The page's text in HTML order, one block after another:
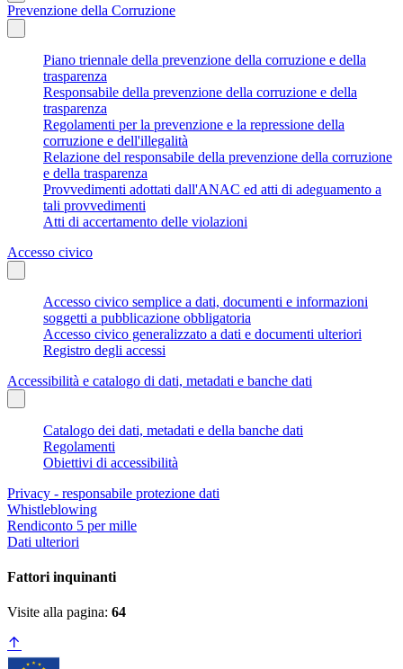
Prevenzione della Corruzione
Piano triennale della prevenzione della corruzione e della
trasparenza
Responsabile della prevenzione della corruzione e della
trasparenza
Regolamenti per la prevenzione e la repressione della
corruzione e dell'illegalità
Relazione del responsabile della prevenzione della corruzione
e della trasparenza
Provvedimenti adottati dall'ANAC ed atti di adeguamento a
tali provvedimenti
Atti di accertamento delle violazioni
Accesso civico
Accesso civico semplice a dati, documenti e informazioni
soggetti a pubblicazione obbligatoria
Accesso civico generalizzato a dati e documenti ulteriori
Registro degli accessi
Accessibilità e catalogo di dati, metadati e banche dati
Catalogo dei dati, metadati e della banche dati
Regolamenti
Obiettivi di accessibilità
Privacy - responsabile protezione dati
Whistleblowing
Rendiconto 5 per mille
Dati ulteriori
Fattori inquinanti
Visite alla pagina: 64